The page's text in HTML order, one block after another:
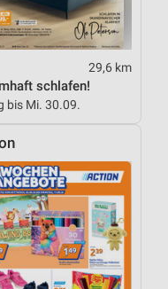
29,6 km
schlafen!
bis Mi. 30.09.